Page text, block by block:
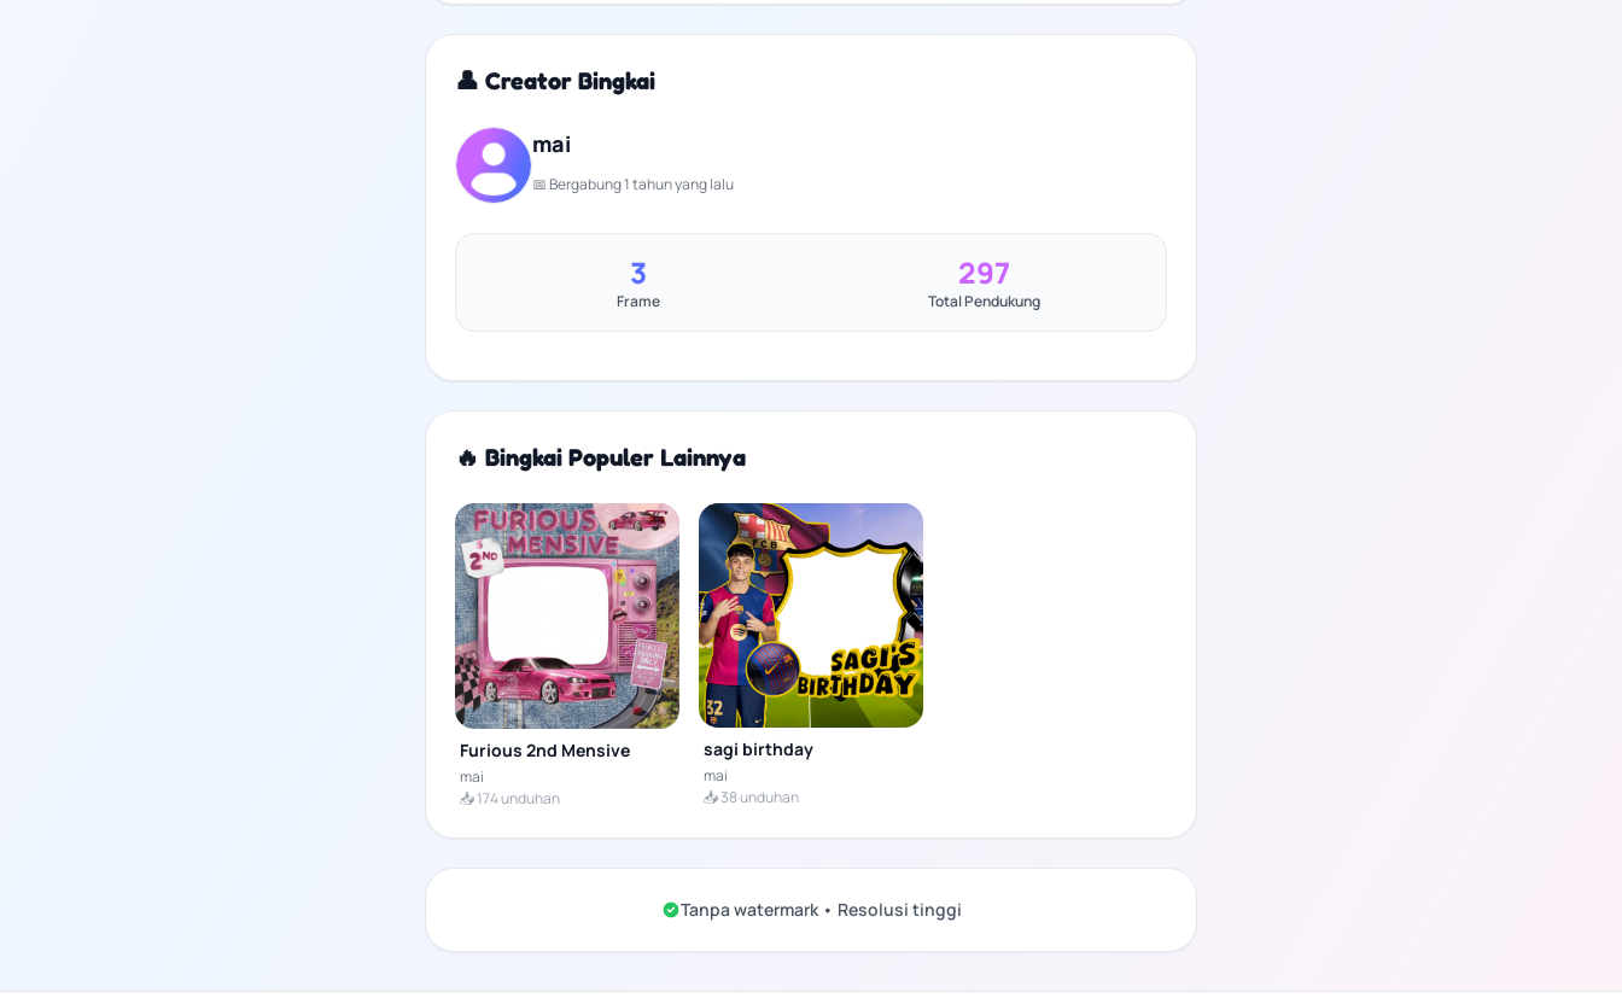
👤 Creator Bingkai
mai
📅 Bergabung 1 tahun yang lalu
3
Frame
297
Total Pendukung
🔥 Bingkai Populer Lainnya
Furious 2nd Mensive
mai
📥 174 unduhan
sagi birthday
mai
📥 38 unduhan
Tanpa watermark • Resolusi tinggi